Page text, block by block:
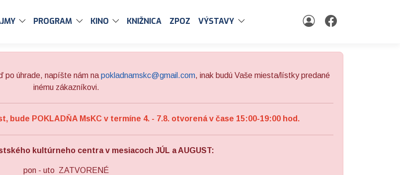
PROGRAM KINO KNIŽNICA ZPOZ VÝSTAVY
po úhrade, napíšte nám na pokladnamskc@gmail.com, inak budú Vaše miesta/lístky predané
inému zákazníkovi.
bude POKLADŇA MsKC v termíne 4. - 7.8. otvorená v čase 15:00-19:00 hod.
kultúrneho centra v mesiacoch JÚL a AUGUST:
pon - uto ZATVORENÉ